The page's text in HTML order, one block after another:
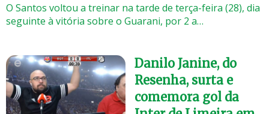
O Santos voltou a treinar na tarde de terça-feira (28), dia
seguinte à vitória sobre o Guarani, por 2 a…
Danilo Janine, do
Resenha, surta e
comemora gol da